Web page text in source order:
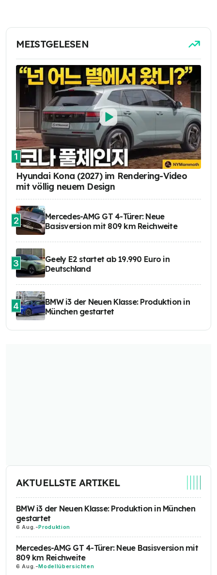
MEISTGELESEN
1
Hyundai Kona (2027) im Rendering-Video
mit völlig neuem Design
2
Mercedes-AMG GT 4-Türer: Neue
Basisversion mit 809 km Reichweite
3
Geely E2 startet ab 19.990 Euro in
Deutschland
4
BMW i3 der Neuen Klasse: Produktion in
München gestartet
AKTUELLSTE ARTIKEL
BMW i3 der Neuen Klasse: Produktion in München
gestartet
6 Aug. -Produktion
Mercedes-AMG GT 4-Türer: Neue Basisversion mit
809 km Reichweite
6 Aug. -Modellübersichten